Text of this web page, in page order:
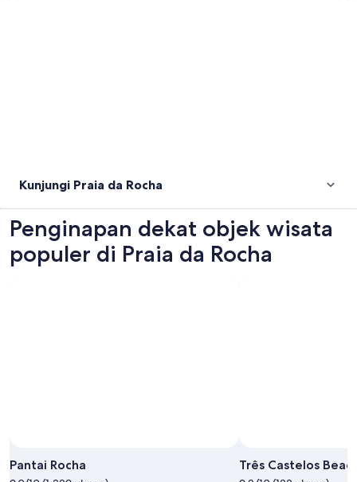
Kunjungi Praia da Rocha
Penginapan dekat objek wisata
populer di Praia da Rocha
Pantai Rocha Três Castelos